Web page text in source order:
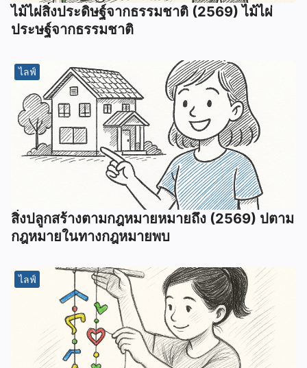
ไม้ไผ่สิ่งประดิษฐ์จากธรรมชาติ (2569) ไม้ไผ่
ประษฐ์จากธรรมชาติ
ไลฟ์
สิ่งปลูกสร้างตามกฎหมายหมายถึง (2569) ปตาม
กฎหมายในทางกฎหมายพบ
ไลฟ์